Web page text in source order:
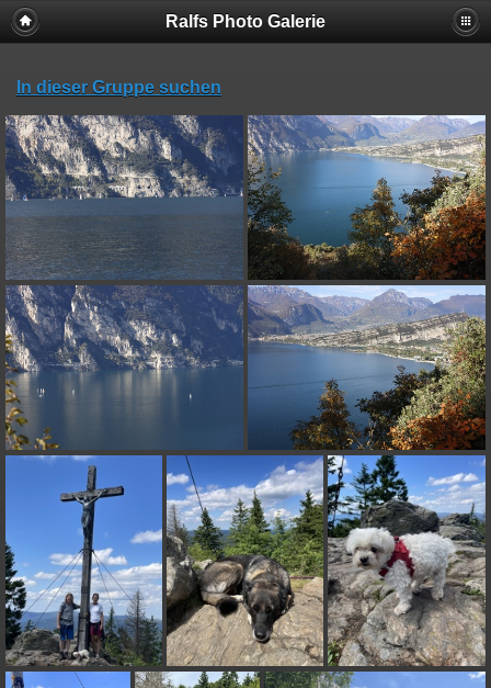
Ralfs Photo Galerie
In dieser Gruppe suchen